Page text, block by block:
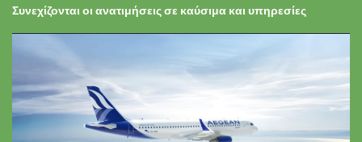
Συνεχίζονται οι ανατιμήσεις σε καύσιμα και υπηρεσίες